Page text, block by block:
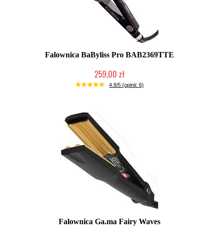
Falownica BaByliss Pro BAB2369TTE
259,00 zł
Duża ilość (wysyłka w 24h)
4.8/5 (opinii: 6)
Falownica Ga.ma Fairy Waves